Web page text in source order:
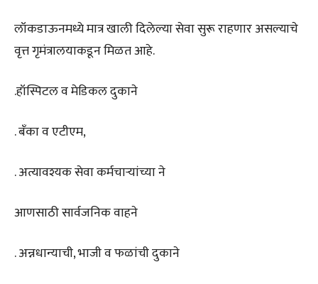
लॉकडाऊनमध्ये मात्र खाली दिलेल्या सेवा सुरू राहणार असल्याचे
वृत्त गृमंत्रालयाकडून मिळत आहे.
.हॉस्पिटल व मेडिकल दुकाने
. बँका व एटीएम,
. अत्यावश्यक सेवा कर्मचाऱ्यांच्या ने
आणसाठी सार्वजनिक वाहने
. अन्नधान्याची, भाजी व फळांची दुकाने